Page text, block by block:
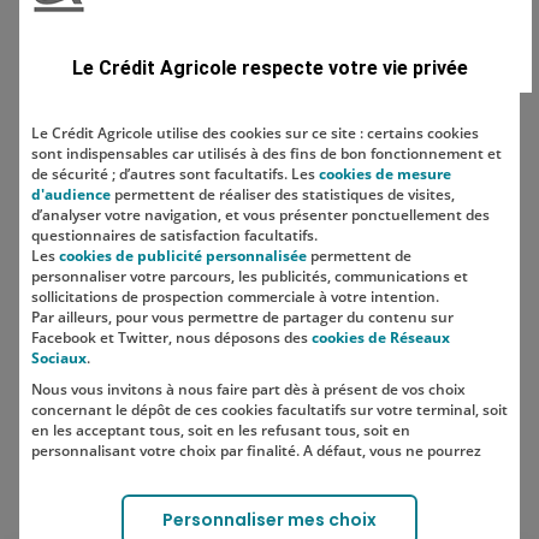
Localisation
SUIVEZ-NOUS SUR LES RÉSEAUX
SOCIAUX
Lien vers le compte Instagram
Lien vers le compte TikTok
Le Crédit Agricole respecte votre vie privée
Le Crédit Agricole utilise des cookies sur ce site : certains cookies
sont indispensables car utilisés à des fins de bon fonctionnement et
de sécurité ; d’autres sont facultatifs. Lescookies de mesure
d'audience permettent de réaliser des statistiques de visites,
d’analyser votre navigation, et vous présenter ponctuellement des
questionnaires de satisfaction facultatifs.
Lescookies de publicité personnalisée permettent de
personnaliser votre parcours, les publicités, communications et
sollicitations de prospection commerciale à votre intention.
Par ailleurs, pour vous permettre de partager du contenu sur
Facebook et Twitter, nous déposons descookies de Réseaux
Sociaux.
Nous vous invitons à nous faire part dès à présent de vos choix
concernant le dépôt de ces cookies facultatifs sur votre terminal, soit
en les acceptant tous, soit en les refusant tous, soit en
personnalisant votre choix par finalité. A défaut, vous ne pourrez
Votre choix est libre et peut être modifié à tout moment, en cliquant
sur le lien "Cookies", en bas de page.
Personnaliser mes choix